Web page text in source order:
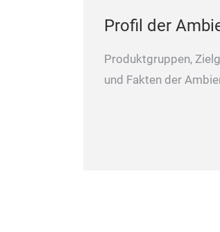
Profil der
Produktgruppen,
und Fakten der